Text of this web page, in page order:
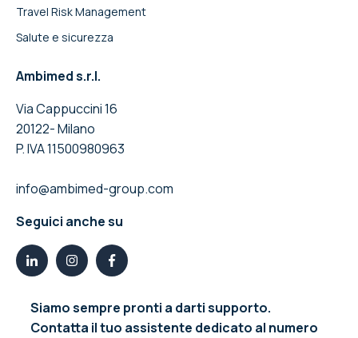
Travel Risk Management
Salute e sicurezza
Ambimed s.r.l.
Via Cappuccini 16
20122- Milano
P. IVA 11500980963
info@ambimed-group.com
Seguici anche su
Siamo sempre pronti a darti supporto.
Contatta il tuo assistente dedicato al numero